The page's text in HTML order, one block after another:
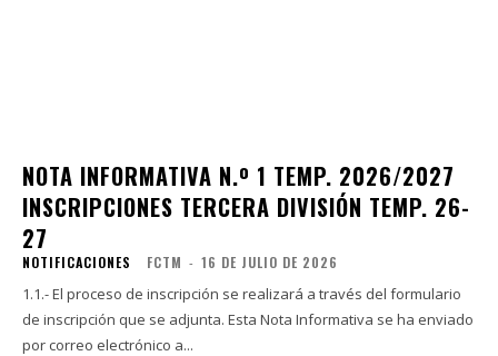
NOTA INFORMATIVA N.º 1 TEMP. 2026/2027
INSCRIPCIONES TERCERA DIVISIÓN TEMP. 26-
27
NOTIFICACIONES FCTM - 16 DE JULIO DE 2026
1.1.- El proceso de inscripción se realizará a través del formulario
de inscripción que se adjunta. Esta Nota Informativa se ha enviado
por correo electrónico a...